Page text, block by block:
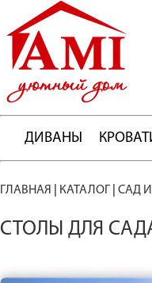
ДИВАНЫ
ГЛАВНАЯ КАТАЛОГ САД
СТОЛЫ ДЛЯ